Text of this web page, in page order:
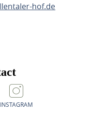
hof.de
INSTAGRAM